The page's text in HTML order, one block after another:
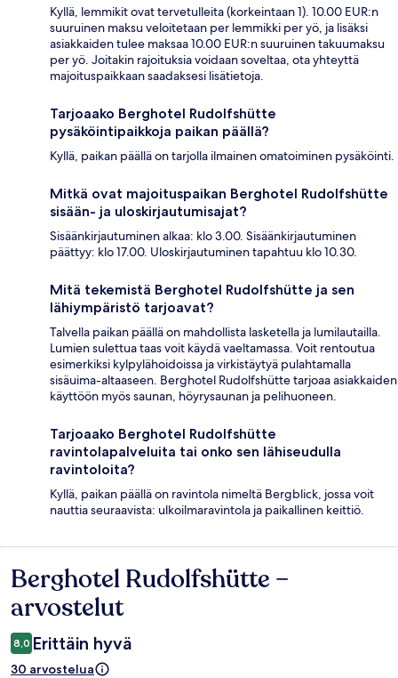
Kyllä, lemmikit ovat tervetulleita (korkeintaan 1). 10.00 EUR:n
suuruinen maksu veloitetaan per lemmikki per yö, ja lisäksi
asiakkaiden tulee maksaa 10.00 EUR:n suuruinen takuumaksu
per yö. Joitakin rajoituksia voidaan soveltaa, ota yhteyttä
majoituspaikkaan saadaksesi lisätietoja.
Tarjoaako Berghotel Rudolfshütte
pysäköintipaikkoja paikan päällä?
Kyllä, paikan päällä on tarjolla ilmainen omatoiminen pysäköinti.
Mitkä ovat majoituspaikan Berghotel Rudolfshütte
sisään- ja uloskirjautumisajat?
Sisäänkirjautuminen alkaa: klo 3.00. Sisäänkirjautuminen
päättyy: klo 17.00. Uloskirjautuminen tapahtuu klo 10.30.
Mitä tekemistä Berghotel Rudolfshütte ja sen
lähiympäristö tarjoavat?
Talvella paikan päällä on mahdollista lasketella ja lumilautailla.
Lumien sulettua taas voit käydä vaeltamassa. Voit rentoutua
esimerkiksi kylpylähoidoissa ja virkistäytyä pulahtamalla
sisäuima-altaaseen. Berghotel Rudolfshütte tarjoaa asiakkaiden
käyttöön myös saunan, höyrysaunan ja pelihuoneen.
Tarjoaako Berghotel Rudolfshütte
ravintolapalveluita tai onko sen lähiseudulla
ravintoloita?
Kyllä, paikan päällä on ravintola nimeltä Bergblick, jossa voit
nauttia seuraavista: ulkoilmaravintola ja paikallinen keittiö.
Arvostelut
Berghotel Rudolfshütte –
arvostelut
8,0 Erittäin hyvä
30 arvostelua